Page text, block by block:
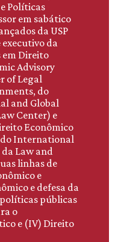
Políticas
em sabático
da USP
da
em Direito
Advisory
of Legal
do
and Global
Center) e
Econômico
do International
Law and
linhas de
e
e defesa da
públicas
o
e (IV) Direito